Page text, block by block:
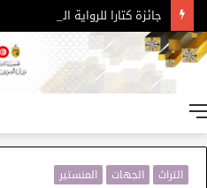
جائزة كتارا للرواية العربية – الدورة 11
التراث الجهات المنستير